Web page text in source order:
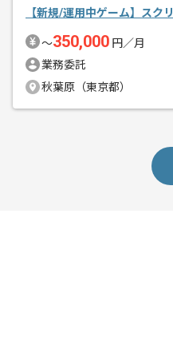
面
【新規/運用中ゲーム】スク
〜350,000 円／月
業務委託
秋葉原（東京都）